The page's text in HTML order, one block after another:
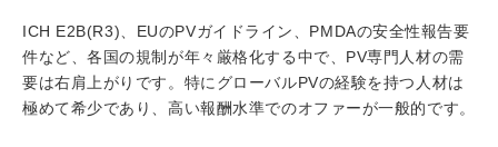
ICH E2B(R3)、EUのPVガイドライン、PMDAの安全性報告要
件など、各国の規制が年々厳格化する中で、PV専門人材の需
要は右肩上がりです。特にグローバルPVの経験を持つ人材は
極めて希少であり、高い報酬水準でのオファーが一般的です。